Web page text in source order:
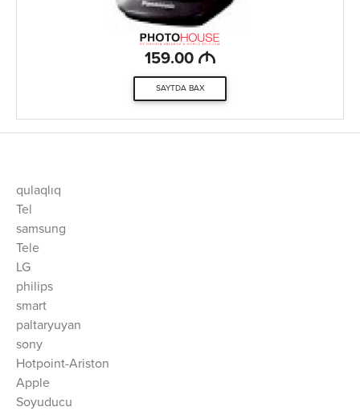
159.00 M
SAYTDA BAX
qulaqlıq
Tel
samsung
Tele
LG
philips
smart
paltaryuyan
sony
Hotpoint-Ariston
Apple
Soyuducu